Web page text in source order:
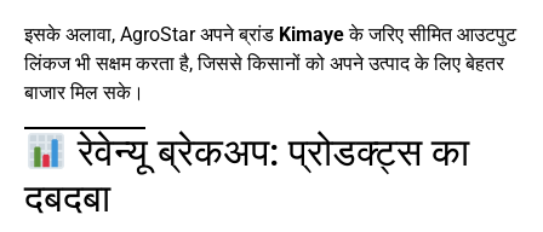
इसके अलावा, AgroStar अपने ब्रांड Kimayeके जरिए सीमित आउटपुट
लिंकज भी सक्षम करता है, जिससे किसानों को अपने उत्पाद के लिए बेहतर
बाजार मिल सके।
रेवेन्यू ब्रेकअप: प्रोडक्ट्स का
दबदबा